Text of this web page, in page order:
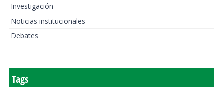
Investigación
Noticias institucionales
Debates
Tags